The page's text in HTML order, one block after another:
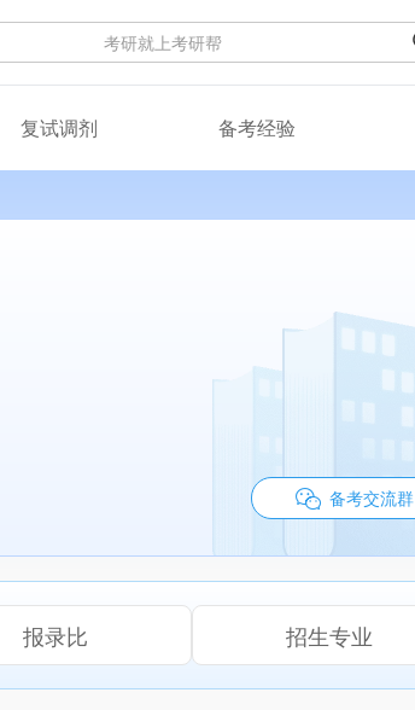
复试调剂 备考经验
备考交流群
报录比 招生专业